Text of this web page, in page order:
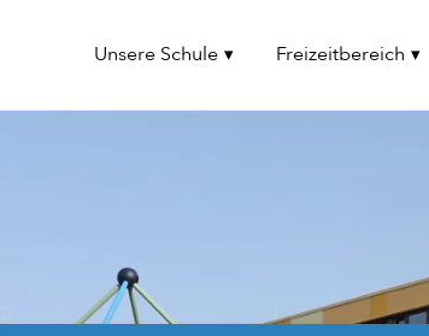
Unsere Schule Freizeitbereich